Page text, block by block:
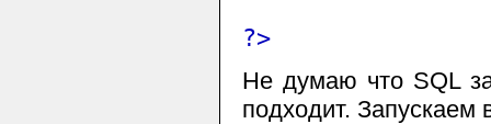
?>
Не думаю что SQL
подходит. Запускаем